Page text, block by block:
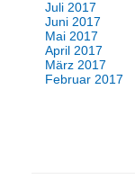
Juli 2017
Juni 2017
Mai 2017
April 2017
März 2017
Februar 2017